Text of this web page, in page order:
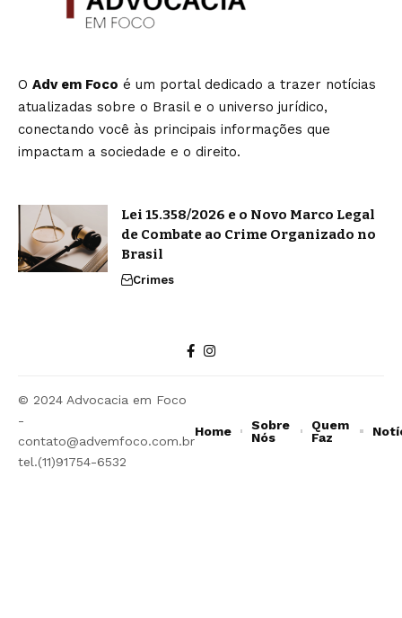
O Adv em Foco é um portal dedicado a trazer notícias
atualizadas sobre o Brasil e o universo jurídico,
conectando você às principais informações que
impactam a sociedade e o direito.
Lei 15.358/2026 e o Novo Marco Legal
de Combate ao Crime Organizado no
Brasil
Crimes
© 2024 Advocacia em Foco
-
contato@advemfoco.com.br
tel.(11)91754-6532
Home
Sobre
Nós
Quem
Faz